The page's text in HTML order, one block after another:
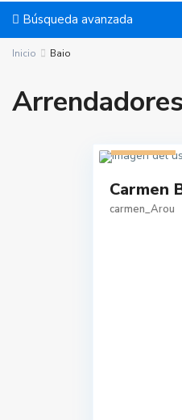
Búsqueda avanzada
Inicio Baio
Carmen
carmen_Arou